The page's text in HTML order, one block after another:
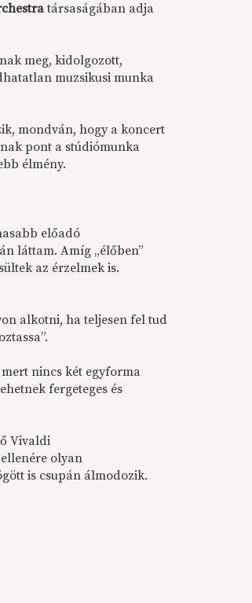
társaságában adja
meg, kidolgozott,
muzsikusi munka
mondván, hogy a koncert
pont a stúdiómunka
élmény.
előadó
láttam. Amíg „élőben”
az érzelmek is.
alkotni, ha teljesen fel tud
nincs két egyforma
fergeteges és
Vivaldi
olyan
is csupán álmodozik.